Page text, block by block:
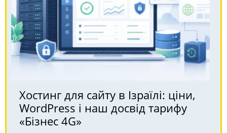
Хостинг для сайту в Ізраїлі: ціни,
WordPress і наш досвід тарифу
«Бізнес 4G»